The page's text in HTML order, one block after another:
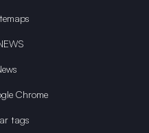
Chrome
tags